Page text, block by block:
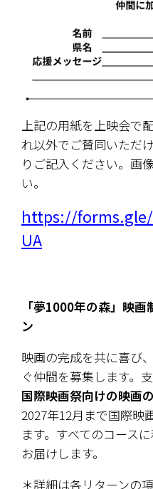
上記の用紙を上映会で
れ以外でご賛同いただ
りご記入ください。画
い。
https://forms.gle/
UA
「夢1000年の森」映
ン
映画の完成を共に喜び
ぐ仲間を募集します。
国際映画祭向けの映画
2027年12月まで国際映
ます。すべてのコース
お届けします。
＊詳細は各リターンの